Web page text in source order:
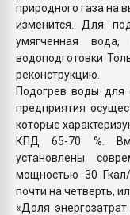
природного газа на
изменится. Для
умягченная
водоподготовки
реконструкцию.
Подогрев воды для
предприятия
которые
КПД 65-70 %.
установлены
мощностью 30
почти на четверть,
«Доля